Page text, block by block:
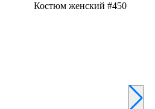
Костюм женский #450